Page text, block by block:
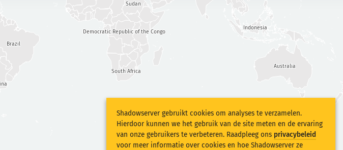
Indonesia
Democratic Republic of the Congo
South Africa
Brazil
Sudan
Australia
Shadowserver gebruikt cookies om analyses te verzamelen.
Hierdoor kunnen we het gebruik van de site meten en de ervaring
van onze gebruikers te verbeteren. Raadpleeg ons privacybeleid
voor meer informatie over cookies en hoe Shadowserver ze